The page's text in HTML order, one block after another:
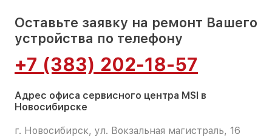
Оставьте заявку на ремонт Вашего
устройства по телефону
+7 (383) 202-18-57
Адрес офиса сервисного центра MSI в
Новосибирске
г. Новосибирск, ул. Вокзальная магистраль, 16